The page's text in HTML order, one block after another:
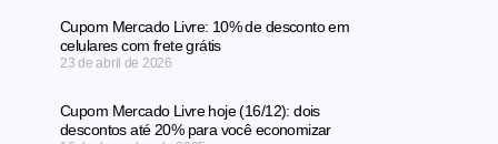
Cupom Mercado Livre: 10% de desconto em
celulares com frete grátis
23 de abril de 2026
Cupom Mercado Livre hoje (16/12): dois
descontos até 20% para você economizar